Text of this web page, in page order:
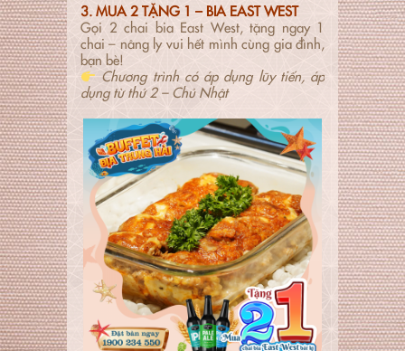
3. MUA 2 TẶNG 1 – BIA EAST WEST
Gọi 2 chai bia East West, tặng ngay 1
chai – nâng ly vui hết mình cùng gia đình,
bạn bè!
Chương trình có áp dụng lũy tiến, áp
dụng từ thứ 2 – Chủ Nhật